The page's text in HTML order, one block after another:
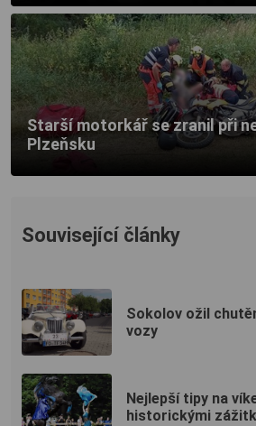
Starší motorkář se zranil při
Plzeňsku
Související články
Sokolov ožil
vozy
Nejlepší tipy na
historickými